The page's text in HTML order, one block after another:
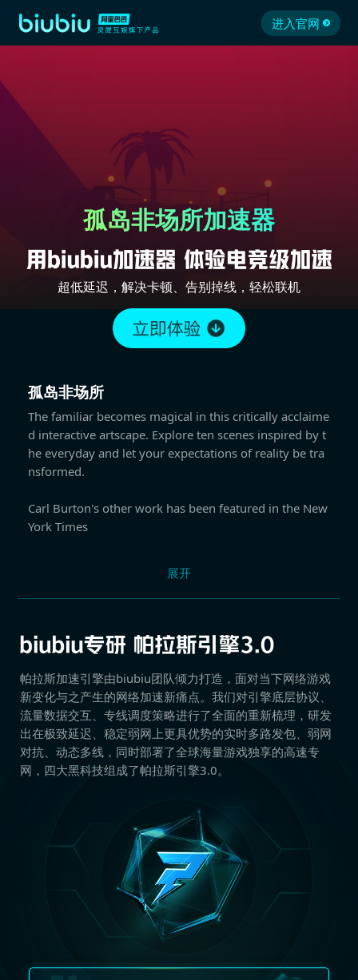
进入官网
孤岛非场所加速器
超低延迟，解决卡顿、告别掉线，轻松联机
孤岛非场所
The familiar becomes magical in this critically acclaime
d interactive artscape. Explore ten scenes inspired by t
he everyday and let your expectations of reality be tra
nsformed.
Carl Burton's other work has been featured in the New
York Times
展开
帕拉斯加速引擎由biubiu团队倾力打造，面对当下网络游戏
新变化与之产生的网络加速新痛点。我们对引擎底层协议、
流量数据交互、专线调度策略进行了全面的重新梳理，研发
出在极致延迟、稳定弱网上更具优势的实时多路发包、弱网
对抗、动态多线，同时部署了全球海量游戏独享的高速专
网，四大黑科技组成了帕拉斯引擎3.0。